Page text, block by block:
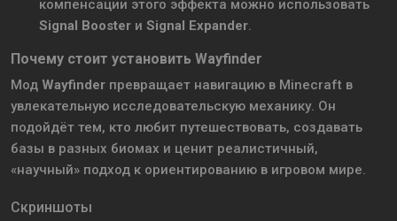
компенсации этого эффекта можно использовать
Signal Booster и Signal Expander.
Почему стоит установить Wayfinder
Мод Wayfinder превращает навигацию в Minecraft в
увлекательную исследовательскую механику. Он
подойдёт тем, кто любит путешествовать, создавать
базы в разных биомах и ценит реалистичный,
«научный» подход к ориентированию в игровом мире.
Скриншоты